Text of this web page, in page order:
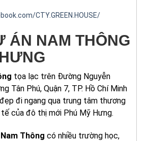
CTY.GREEN.HOUSE/
ÁN NAM THÔNG
tọa lạc trên Đường Nguyễn
Tân Phú, Quận 7, TP. Hồ Chí Minh
đi ngang qua trung tâm thương
của đô thị mới Phú Mỹ Hưng.
Thông có nhiều trường học,